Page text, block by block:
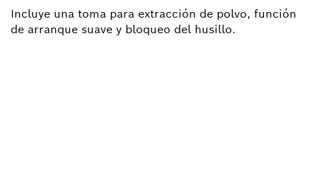
Incluye una toma para extracción de polvo, función
de arranque suave y bloqueo del husillo.